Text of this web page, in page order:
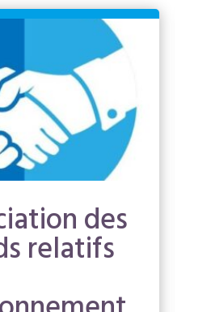
des
relatifs